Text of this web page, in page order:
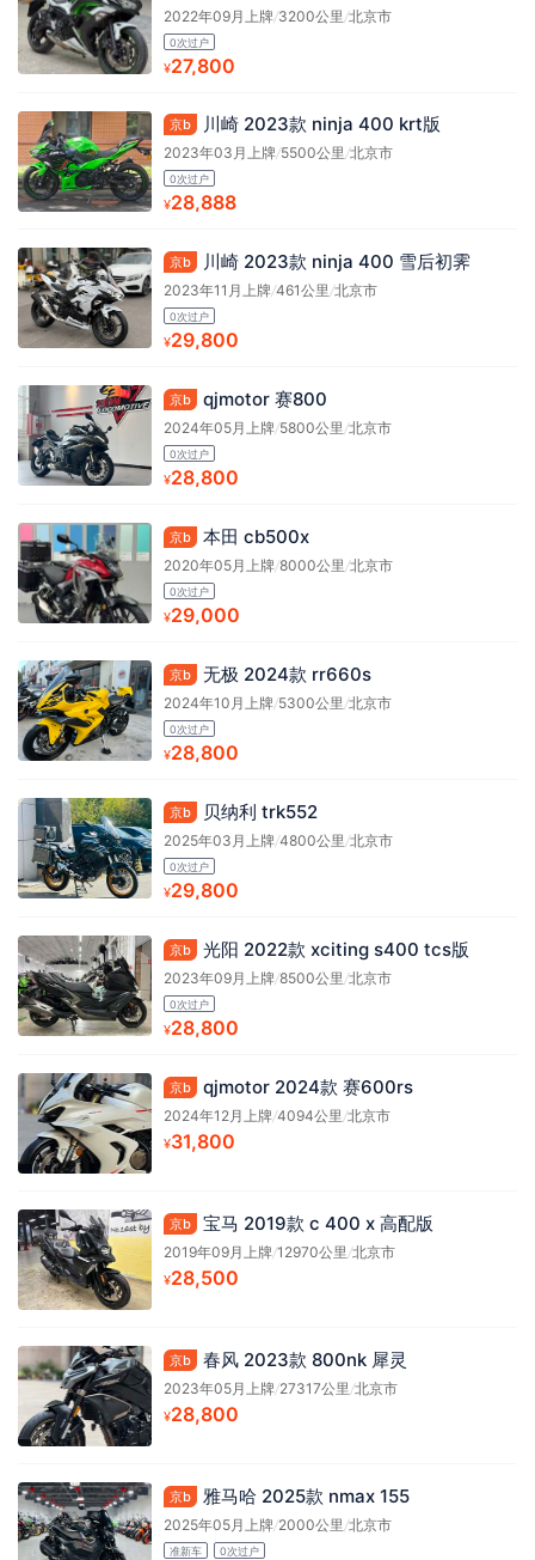
2022年09月上牌/3200公里 /北京市
0次过户
¥27,800
京b 川崎 2023款 ninja 400 krt版
2023年03月上牌/5500公里/北京市
0次过户
¥28,888
京b 川崎 2023款 ninja 400 雪后初霁
2023年11月上牌/461公里/北京市
0次过户
¥29,800
京b qjmotor 赛800
2024年05月上牌/5800公里/北京市
0次过户
¥28,800
京b 本田 cb500x
2020年05月上牌/8000公里/北京市
0次过户
¥29,000
京b 无极 2024款 rr660s
2024年10月上牌/5300公里/北京市
0次过户
¥28,800
京b 贝纳利 trk552
2025年03月上牌/4800公里/北京市
0次过户
¥29,800
京b 光阳 2022款 xciting s400 tcs版
2023年09月上牌/8500公里 /北京市
0次过户
¥28,800
京b qjmotor 2024款 赛600rs
2024年12月上牌/4094公里 /北京市
¥31,800
京b 宝马 2019款 c 400 x 高配版
2019年09月上牌/12970公里 /北京市
¥28,500
京b 春风 2023款 800nk 犀灵
2023年05月上牌/27317公里 /北京市
¥28,800
京b 雅马哈 2025款 nmax 155
2025年05月上牌/2000公里 /北京市
准新车 0次过户